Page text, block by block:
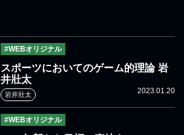
#WEBオリジナル
スポーツにおいてのゲーム的理論 岩
井壯太
2023.01.20
岩井壯太
#WEBオリジナル